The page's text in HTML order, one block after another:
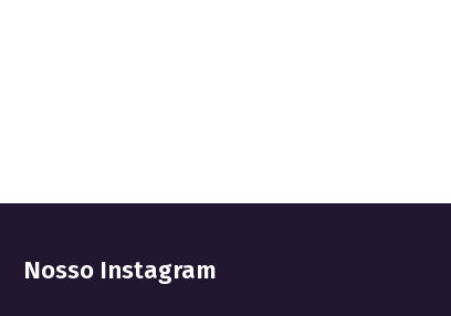
Nosso Instagram